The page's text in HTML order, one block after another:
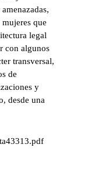
que
legal
con algunos
transversal,
de
y
desde una